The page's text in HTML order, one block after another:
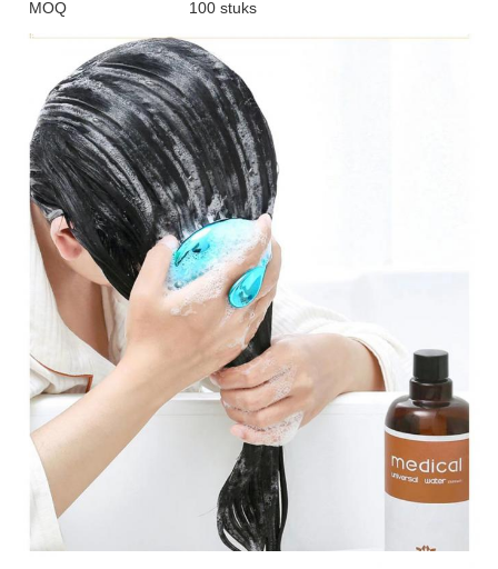
MOQ 100 stuks